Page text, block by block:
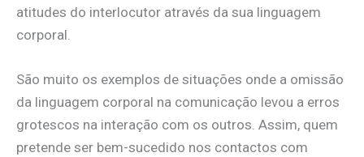
atitudes do interlocutor através da sua linguagem
corporal.
São muito os exemplos de situações onde a omissão
da linguagem corporal na comunicação levou a erros
grotescos na interação com os outros. Assim, quem
pretende ser bem-sucedido nos contactos com